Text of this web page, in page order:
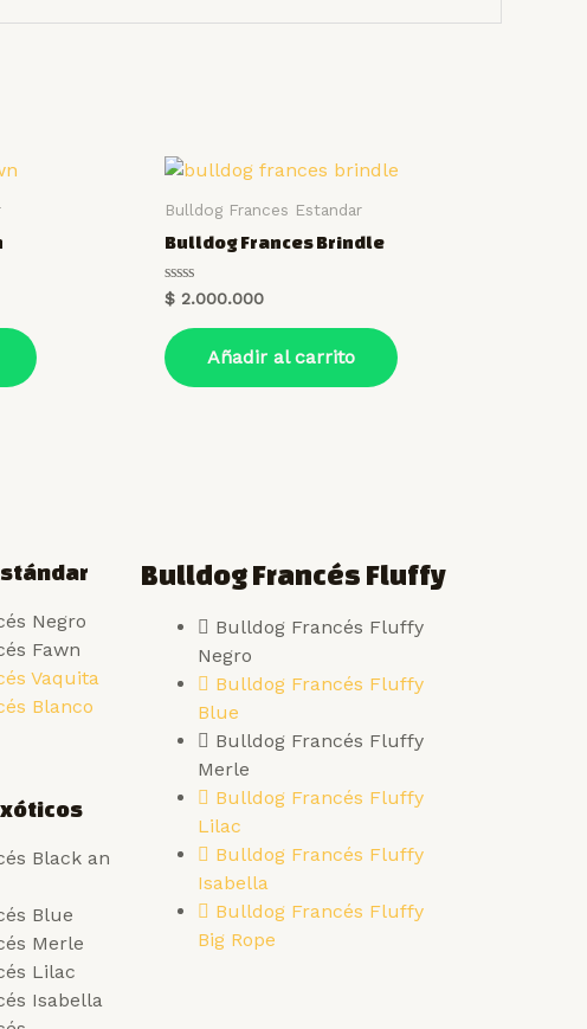
Bulldog Frances Estandar
Bulldog Frances Brindle
Valorado
en
de
5
$ 2.000.000
Añadir al carrito
Negro
Fawn
Vaquita
Blanco
Black an
Blue
Merle
Lilac
Isabella
Bulldog Francés Fluffy
Bulldog Francés Fluffy
Negro
Bulldog Francés Fluffy
Blue
Bulldog Francés Fluffy
Merle
Bulldog Francés Fluffy
Lilac
Bulldog Francés Fluffy
Isabella
Bulldog Francés Fluffy
Big Rope